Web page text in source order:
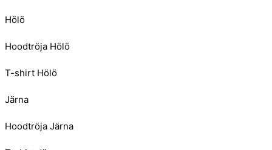
Hölö
Hoodtröja Hölö
T-shirt Hölö
Järna
Hoodtröja Järna